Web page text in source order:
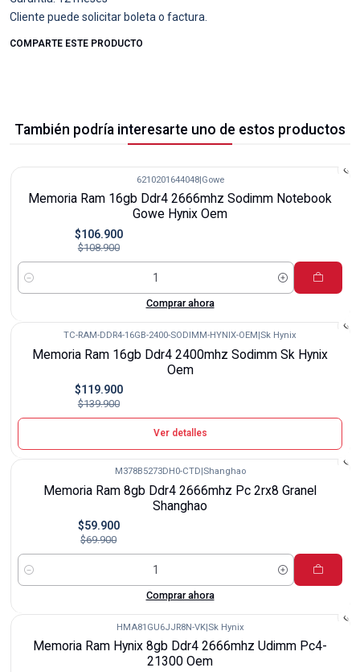
Cliente puede solicitar boleta o factura.
COMPARTE ESTE PRODUCTO
También podría interesarte uno de estos productos
6210201644048|Gowe
Memoria Ram 16gb Ddr4 2666mhz Sodimm Notebook
Gowe Hynix Oem
$106.900
$108.900
Cantidad
Comprar ahora
Agotado
TC-RAM-DDR4-16GB-2400-SODIMM-HYNIX-OEM Sk Hynix
Memoria Ram 16gb Ddr4 2400mhz Sodimm Sk Hynix
Oem
$119.900
$139.900
Ver detalles
M378B5273DH0-CTD Shanghao
Memoria Ram 8gb Ddr4 2666mhz Pc 2rx8 Granel
Shanghao
$59.900
$69.900
Cantidad
Comprar ahora
HMA81GU6JJR8N-VK|Sk Hynix
Memoria Ram Hynix 8gb Ddr4 2666mhz Udimm Pc4-
21300 Oem